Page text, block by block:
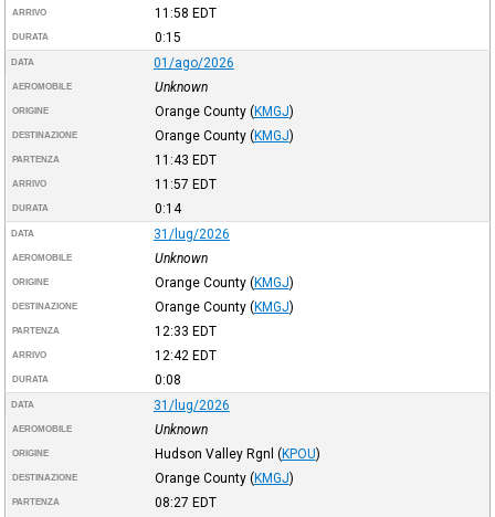
ARRIVO 11:58 EDT
DURATA 0:15
DATA 01/ago/2026
AEROMOBILE Unknown
ORIGINE Orange County (KMGJ)
DESTINAZIONE Orange County (KMGJ)
PARTENZA 11:43 EDT
ARRIVO 11:57 EDT
DURATA 0:14
DATA 31/lug/2026
AEROMOBILE Unknown
ORIGINE Orange County (KMGJ)
DESTINAZIONE Orange County (KMGJ)
PARTENZA 12:33 EDT
ARRIVO 12:42 EDT
DURATA 0:08
DATA 31/lug/2026
AEROMOBILE Unknown
ORIGINE Hudson Valley Rgnl (KPOU)
DESTINAZIONE Orange County (KMGJ)
PARTENZA 08:27 EDT